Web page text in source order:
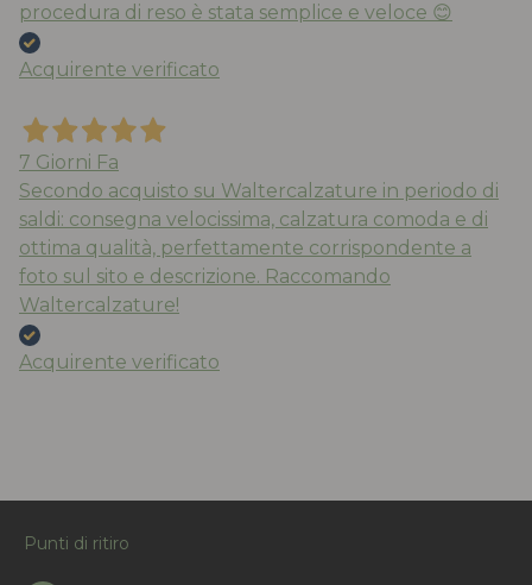
procedura di reso è stata semplice e veloce 😊
Acquirente verificato
7 Giorni Fa
Secondo acquisto su Waltercalzature in periodo di
saldi: consegna velocissima, calzatura comoda e di
ottima qualità, perfettamente corrispondente a
foto sul sito e descrizione. Raccomando
Waltercalzature!
Acquirente verificato
Punti di ritiro